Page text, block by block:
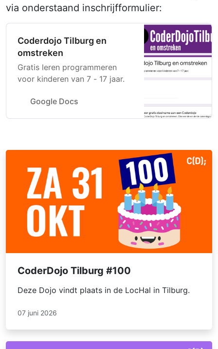
via onderstaand inschrijfformulier:
Coderdojo Tilburg en
omstreken
Gratis leren programmeren
voor kinderen van 7 - 17 jaar.
Google Docs
CoderDojo Tilburg #100
Deze Dojo vindt plaats in de LocHal in Tilburg.
07 juni 2026